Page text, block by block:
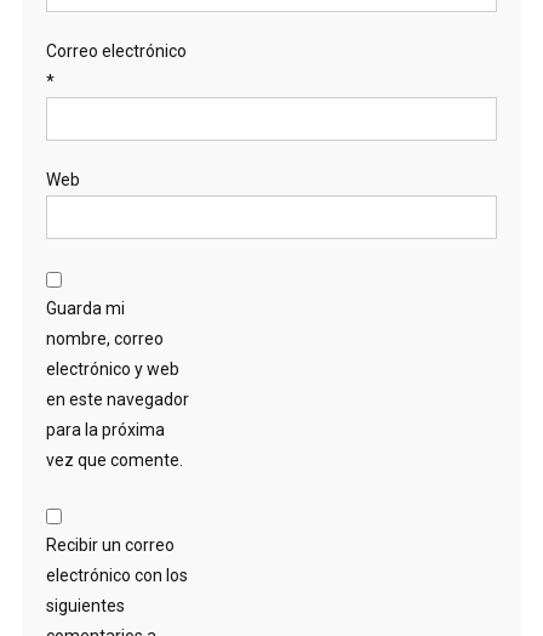
Correo electrónico
*
Web
Guarda mi
nombre, correo
electrónico y web
en este navegador
para la próxima
vez que comente.
Recibir un correo
electrónico con los
siguientes